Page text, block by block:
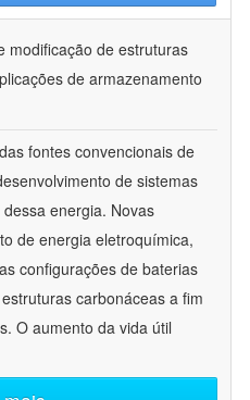
modificação de estruturas
de armazenamento
fontes convencionais de
de sistemas
energia. Novas
de energia eletroquímica,
configurações de baterias
carbonáceas a fim
O aumento da vida útil